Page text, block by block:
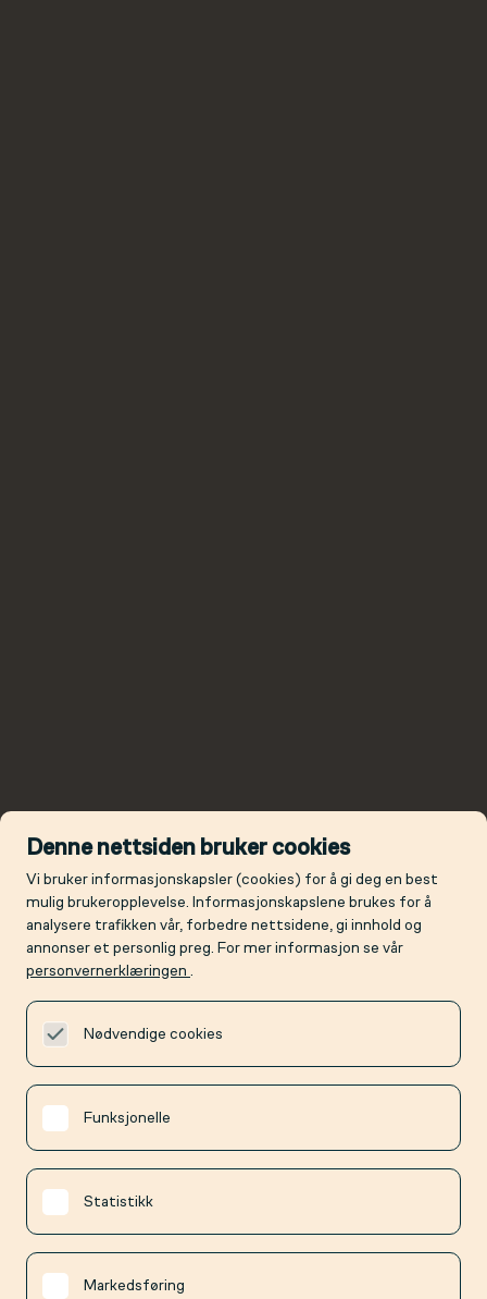
Denne nettsiden bruker cookies
Vi bruker informasjonskapsler (cookies) for å gi deg en best
mulig brukeropplevelse. Informasjonskapslene brukes for å
analysere trafikken vår, forbedre nettsidene, gi innhold og
annonser et personlig preg. For mer informasjon se vår
personvernerklæringen .
Nødvendige cookies
Funksjonelle
Statistikk
Markedsføring